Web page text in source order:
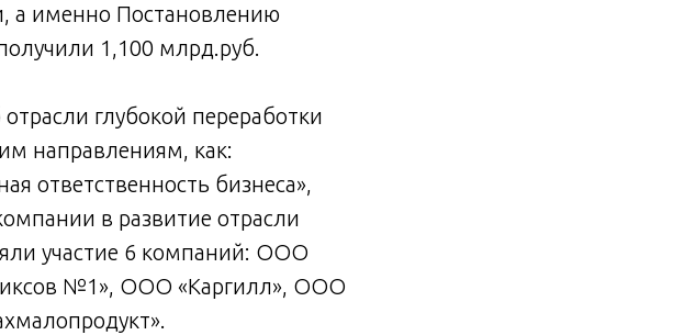
а именно Постановлению
1,100 млрд.руб.
глубокой переработки
направлениям, как:
ответственность бизнеса»,
в развитие отрасли
участие 6 компаний: ООО
№1», ООО «Каргилл», ООО